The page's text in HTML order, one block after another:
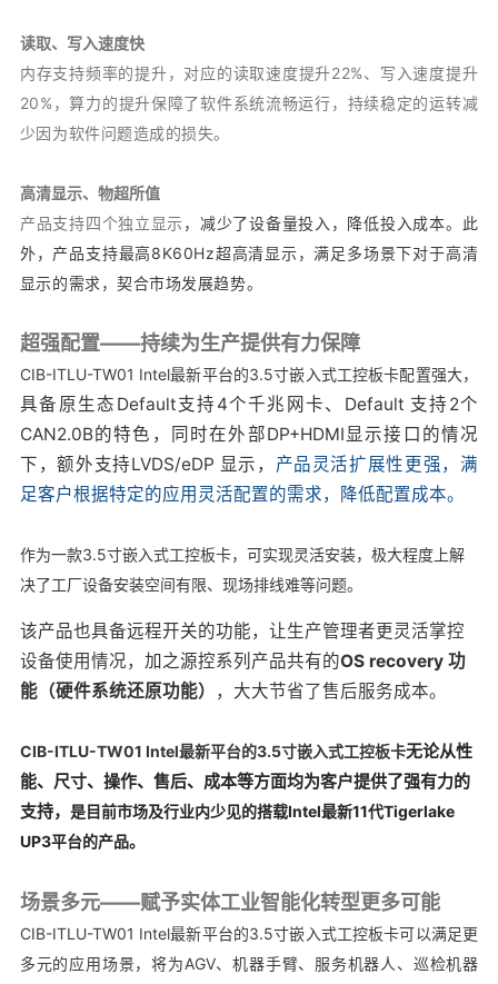
读取、写入速度快
内存支持频率的提升，对应的读取速度提升22%、写入速度提升
20%，算力的提升保障了软件系统流畅运行，持续稳定的运转减
少因为软件问题造成的损失。
高清显示、物超所值
产品支持四个独立显示 ，减少了设备量投入，降低投入成本。此
外，产品支持最高8K60Hz超高清显示，满足多场景下对于高清
显示的需求，契合市场发展趋势。
超强配置——持续为生产提供有力保障
CIB-ITLU-TW01 Intel最新平台的3.5寸嵌入式工控板卡配置强大，
具备原生态Default支持4个千兆网卡、Default 支持2个
CAN2.0B的特色，同时在外部DP+HDMI显示接口的情况
下，额外支持LVDS/eDP 显示， 产品灵活扩展性更强，满
足客户根据特定的应用灵活配置的需求，降低配置成本。
作为一款3.5寸嵌入式工控板卡，可实现灵活安装，极大程度上解
决了工厂设备安装空间有限、现场排线难等问题。
该产品也具备远程开关的功能， 让生产管理者更灵活掌控
设备使用情况，加之源控系列产品共有的OS recovery 功
能（硬件系统还原功能）
， 大大节省了售后服务成本。
CIB-ITLU-TW01 Intel最新平台的3.5寸嵌入式工控板卡无论从性
能、尺寸、操作、售后、成本等方面均为客户提供了强有力的
支持， 是目前市场及行业内少见的搭载Intel最新11代Tigerlake
UP3平台的产品。
场景多元——赋予实体工业智能化转型更多可能
CIB-ITLU-TW01 Intel最新平台的3.5寸嵌入式工控板卡可以满足更
多元的应用场景，将为AGV、机器手臂、服务机器人、巡检机器